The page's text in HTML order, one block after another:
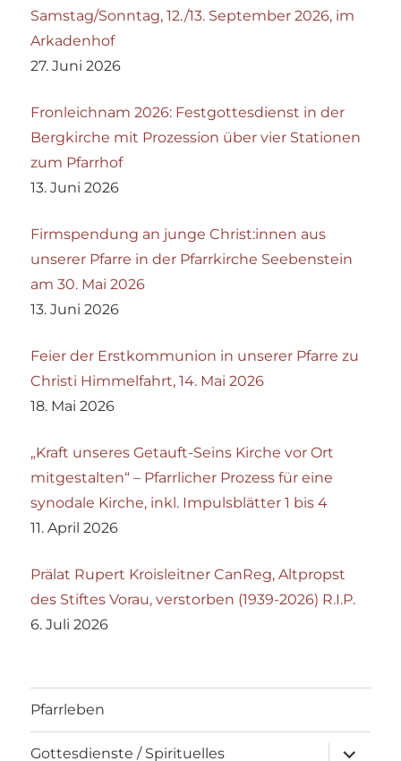
Samstag/Sonntag, 12./13. September 2026, im
Arkadenhof
27. Juni 2026
Fronleichnam 2026: Festgottesdienst in der
Bergkirche mit Prozession über vier Stationen
zum Pfarrhof
13. Juni 2026
Firmspendung an junge Christ:innen aus
unserer Pfarre in der Pfarrkirche Seebenstein
am 30. Mai 2026
13. Juni 2026
Feier der Erstkommunion in unserer Pfarre zu
Christi Himmelfahrt, 14. Mai 2026
18. Mai 2026
„Kraft unseres Getauft-Seins Kirche vor Ort
mitgestalten“ – Pfarrlicher Prozess für eine
synodale Kirche, inkl. Impulsblätter 1 bis 4
11. April 2026
Prälat Rupert Kroisleitner CanReg, Altpropst
des Stiftes Vorau, verstorben (1939-2026) R.I.P.
6. Juli 2026
Pfarrleben
Gottesdienste / Spirituelles